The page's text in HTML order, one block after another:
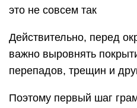
это не совсем так
Действительно, перед
важно выровнять
перепадов, трещин и
Поэтому первый шаг